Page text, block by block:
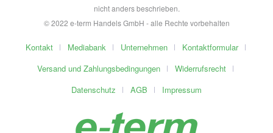
nicht anders beschrieben.
© 2022 e-term Handels GmbH - alle Rechte vorbehalten
Kontakt Mediabank Unternehmen
Kontaktformular
Versand und Zahlungsbedingungen
Widerrufsrecht
Datenschutz
AGB Impressum